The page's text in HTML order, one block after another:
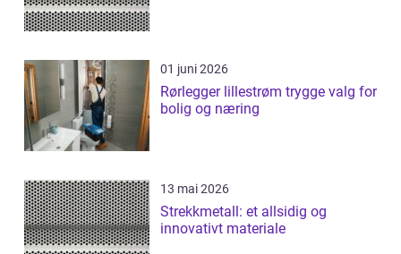
01 juni 2026
Rørlegger lillestrøm trygge valg for
bolig og næring
13 mai 2026
Strekkmetall: et allsidig og
innovativt materiale